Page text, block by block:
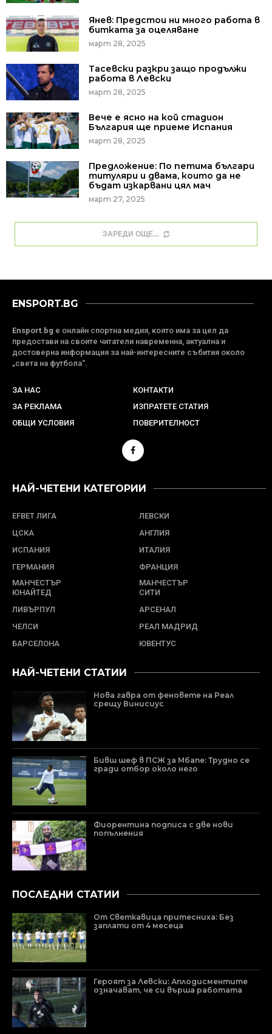
Янев: Предстои ни много работа в
битката за оцеляване
март 28, 2025
Тасевски разкри защо продължи
работа в Левски
март 28, 2025
Вече е ясно на кой стадион
България ще приеме Испания
март 28, 2025
Предложение: По петима българи
титуляри и двама, които да не
бъдат изкарвани цял мач
март 27, 2025
ЗАРЕДИ ОЩЕ
ENSPORT.BG
Ensport.bg е онлайн спортна медия, която има за цел да
предостави на своите читатели навременна, актуална и
достоверна информация за най-интересните събития около
„света на футбола“.
ЗА НАС
КОНТАКТИ
ЗА РЕКЛАМА
ИЗПРАТЕТЕ СТАТИЯ
ОБЩИ УСЛОВИЯ
ПОВЕРИТЕЛНОСТ
НАЙ-ЧЕТЕНИ КАТЕГОРИИ
EFBET ЛИГА
ЛЕВСКИ
ЦСКА
АНГЛИЯ
ИСПАНИЯ
ИТАЛИЯ
ГЕРМАНИЯ
ФРАНЦИЯ
МАНЧЕСТЪР
ЮНАЙТЕД
МАНЧЕСТЪР
СИТИ
ЛИВЪРПУЛ
АРСЕНАЛ
ЧЕЛСИ
РЕАЛ МАДРИД
БАРСЕЛОНА
ЮВЕНТУС
НАЙ-ЧЕТЕНИ СТАТИИ
Нова гавра от феновете на Реал
срещу Винисиус
Бивш шеф в ПСЖ за Мбапе: Трудно се
гради отбор около него
Фиорентина подписа с две нови
попълнения
ПОСЛЕДНИ СТАТИИ
От Светкавица притесниха: Без
заплати от 4 месеца
Героят за Левски: Аплодисментите
означават, че си върша работата